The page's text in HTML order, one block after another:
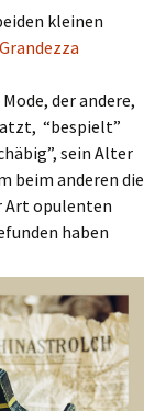
kleinen
Grandezza
der andere,
“bespielt”
sein Alter
beim anderen die
Art opulenten
haben